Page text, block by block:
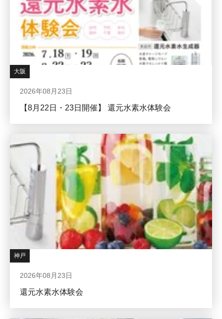
大阪
2026年08月23日
【8月22日・23日開催】 還元水素水体験会
神戸
2026年08月23日
還元水素水体験会